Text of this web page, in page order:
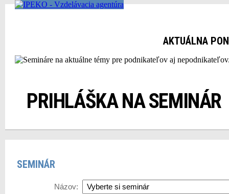
AKTUÁLNA
PRIHLÁŠKA NA SEMINÁR
SEMINÁR
Názov: